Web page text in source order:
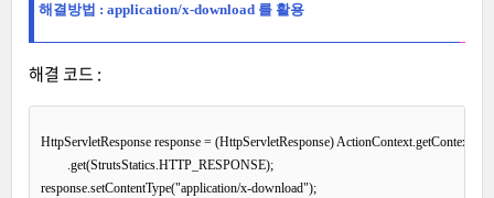
해결방법 : application/x-download 를 활용
해결 코드 :
HttpServletResponse response = (HttpServletResponse) ActionContext.getContext()
        .get(StrutsStatics.HTTP_RESPONSE);
response.setContentType("application/x-download");